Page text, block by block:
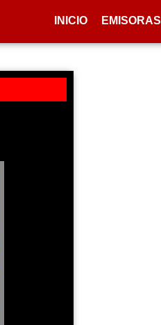
INICIO EMISORAS